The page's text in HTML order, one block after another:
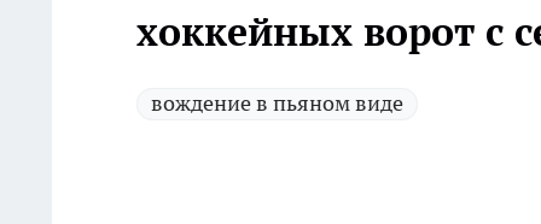
хоккейных ворот с
вождение в пьяном виде